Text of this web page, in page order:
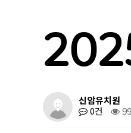
신암유치원
0건